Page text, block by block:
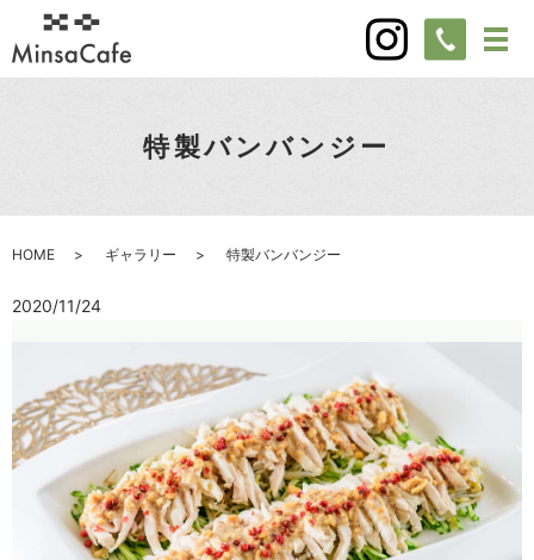
特製バンバンジー
HOME ギャラリー 特製バンバンジー
2020/11/24